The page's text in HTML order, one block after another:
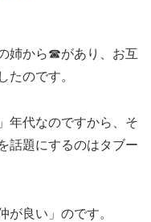
姉から☎があり、お互
のです。
年代なのですから、そ
話題にするのはタブー
が良い」のです。